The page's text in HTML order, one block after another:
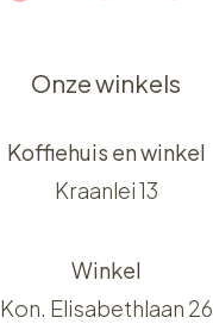
Onze winkels
Koffiehuis en winkel
Kraanlei 13
Winkel
Kon. Elisabethlaan 26